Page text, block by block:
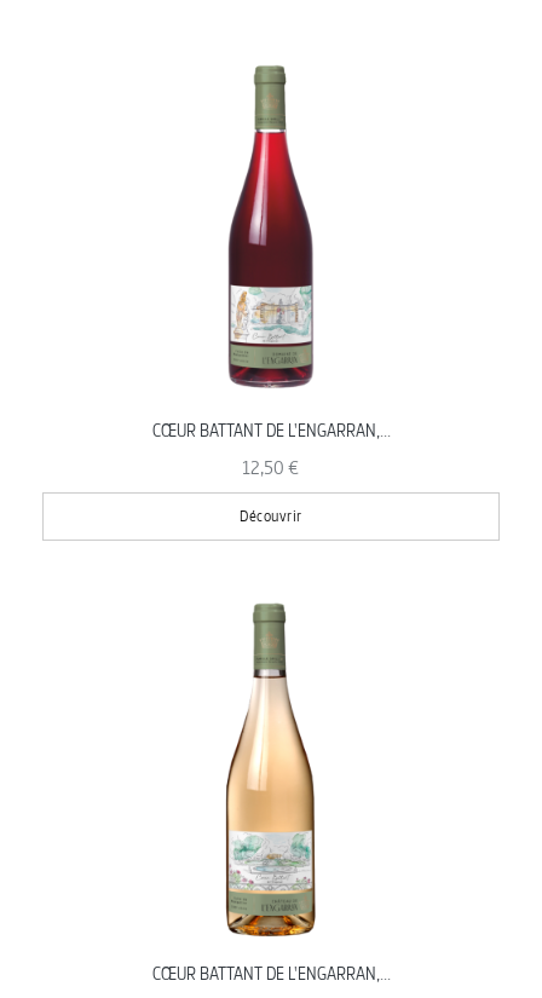
CŒUR BATTANT DE L'ENGARRAN,...
12,50 €
Découvrir
CŒUR BATTANT DE L'ENGARRAN,...